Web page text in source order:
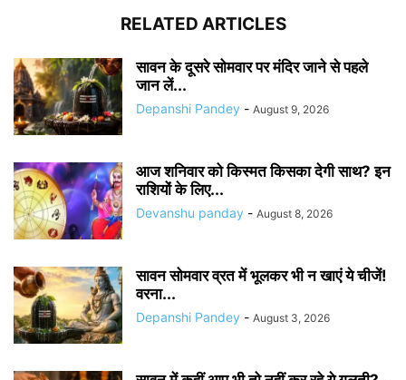
RELATED ARTICLES
सावन के दूसरे सोमवार पर मंदिर जाने से पहले
जान लें...
Depanshi Pandey - August 9, 2026
आज शनिवार को किस्मत किसका देगी साथ? इन
राशियों के लिए...
Devanshu panday - August 8, 2026
सावन सोमवार व्रत में भूलकर भी न खाएं ये चीजें!
वरना...
Depanshi Pandey - August 3, 2026